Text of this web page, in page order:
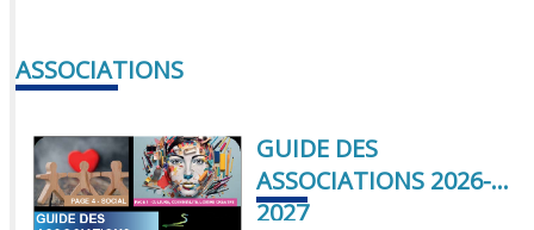
ASSOCIATIONS
GUIDE DES
ASSOCIATIONS 2026-
2027